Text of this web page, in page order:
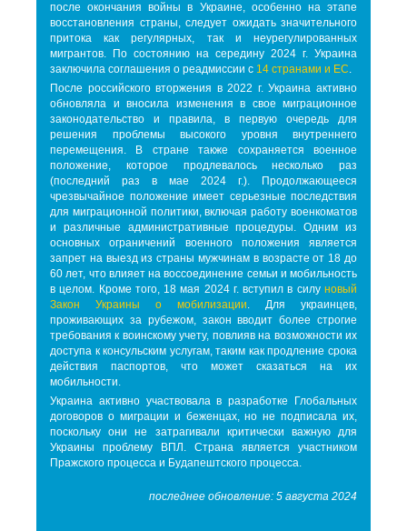
после окончания войны в Украине, особенно на этапе
восстановления страны, следует ожидать значительного
притока как регулярных, так и неурегулированных
мигрантов. По состоянию на середину 2024 г. Украина
заключила соглашения о реадмиссии с 14 странами и ЕС.
После российского вторжения в 2022 г. Украина активно
обновляла и вносила изменения в свое миграционное
законодательство и правила, в первую очередь для
решения проблемы высокого уровня внутреннего
перемещения. В стране также сохраняется военное
положение, которое продлевалось несколько раз
(последний раз в мае 2024 г.). Продолжающееся
чрезвычайное положение имеет серьезные последствия
для миграционной политики, включая работу военкоматов
и различные административные процедуры. Одним из
основных ограничений военного положения является
запрет на выезд из страны мужчинам в возрасте от 18 до
60 лет, что влияет на воссоединение семьи и мобильность
в целом. Кроме того, 18 мая 2024 г. вступил в силу новый
Закон Украины о мобилизации. Для украинцев,
проживающих за рубежом, закон вводит более строгие
требования к воинскому учету, повлияв на возможности их
доступа к консульским услугам, таким как продление срока
действия паспортов, что может сказаться на их
мобильности.
Украина активно участвовала в разработке Глобальных
договоров о миграции и беженцах, но не подписала их,
поскольку они не затрагивали критически важную для
Украины проблему ВПЛ. Страна является участником
Пражского процесса и Будапештского процесса.
последнее обновление: 5 августа 2024